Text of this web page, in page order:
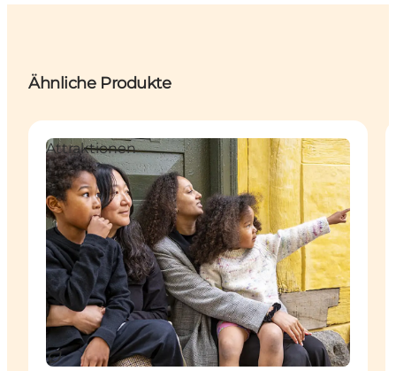
Ähnliche Produkte
Nachhaltig
Attraktionen